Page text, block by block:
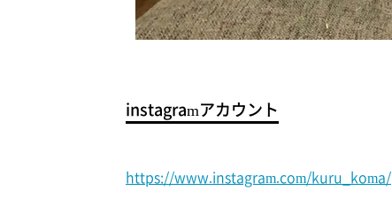
instagramアカウント
https://www.instagram.com/kuru_koma/